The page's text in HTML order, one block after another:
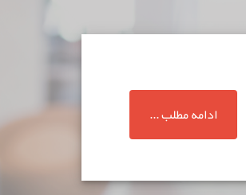
ادامه مطلب ...